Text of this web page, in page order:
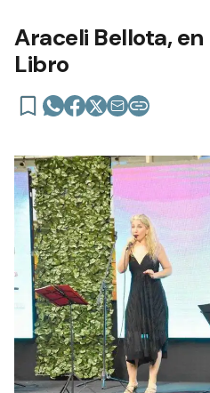
Araceli Bellota, en
Libro